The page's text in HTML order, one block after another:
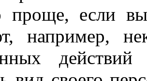
проще, если
например,